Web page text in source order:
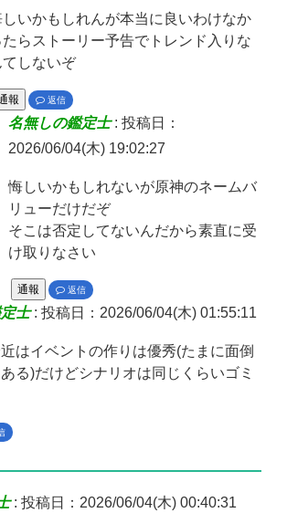
しいかもしれんが本当に良いわけなか
たらストーリー予告でトレンド入りな
てしないぞ
報 返信
名無しの鑑定士: 投稿日：
2026/06/04(木) 19:02:27
悔しいかもしれないが原神のネームバ
リューだけだぞ
そこは否定してないんだから素直に受
け取りなさい
通報 返信
士: 投稿日：2026/06/04(木) 01:55:11
はイベントの作りは優秀(たまに面倒
る)だけどシナリオは同じくらいゴミ
: 投稿日：2026/06/04(木) 00:40:31